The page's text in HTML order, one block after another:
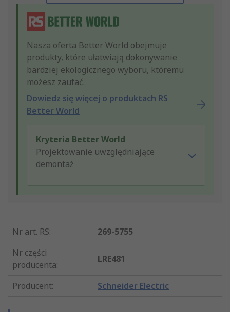
Nasza oferta Better World obejmuje
produkty, które ułatwiają dokonywanie
bardziej ekologicznego wyboru, któremu
możesz zaufać.
Dowiedz się więcej o produktach RS
Better World
Kryteria Better World
Projektowanie uwzględniające
demontaż
Nr art. RS:
269-5755
Nr części
producenta:
LRE481
Producent: Schneider Electric